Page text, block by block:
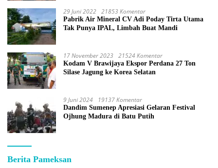
29 Juni 2022 21853 Komentar
Pabrik Air Mineral CV Adi Poday Tirta Utama
Tak Punya IPAL, Limbah Buat Mandi
17 November 2023 21524 Komentar
Kodam V Brawijaya Ekspor Perdana 27 Ton
Silase Jagung ke Korea Selatan
9 Juni 2024 19137 Komentar
Dandim Sumenep Apresiasi Gelaran Festival
Ojhung Madura di Batu Putih
Berita Pameksan